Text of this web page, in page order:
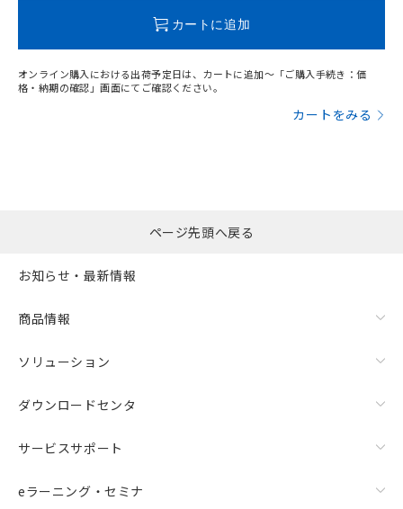
カートに追加
オンライン購入における出荷予定日は、カートに追加～「ご購入手続き：価
格・納期の確認」画面にてご確認ください。
カートをみる
ページ先頭へ戻る
お知らせ・最新情報
商品情報
ソリューション
ダウンロードセンタ
サービスサポート
eラーニング・セミナ